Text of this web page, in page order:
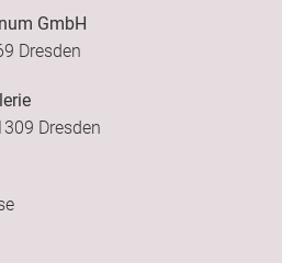
GmbH
Dresden
Dresden